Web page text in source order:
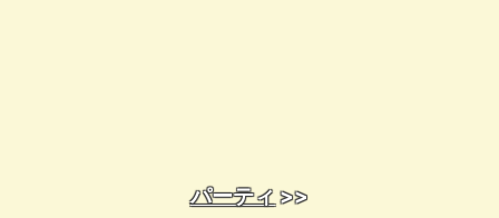
パーティ >>